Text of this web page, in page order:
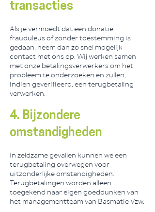
transacties
Als je vermoedt dat een donatie
frauduleus of zonder toestemming is
gedaan, neem dan zo snel mogelijk
contact met ons op. Wij werken samen
met onze betalingsverwerkers om het
probleem te onderzoeken en zullen,
indien geverifieerd, een terugbetaling
verwerken.
4. Bijzondere
omstandigheden
In zeldzame gevallen kunnen we een
terugbetaling overwegen voor
uitzonderlijke omstandigheden.
Terugbetalingen worden alleen
toegekend naar eigen goeddunken van
het managementteam van Basmatie Vzw.